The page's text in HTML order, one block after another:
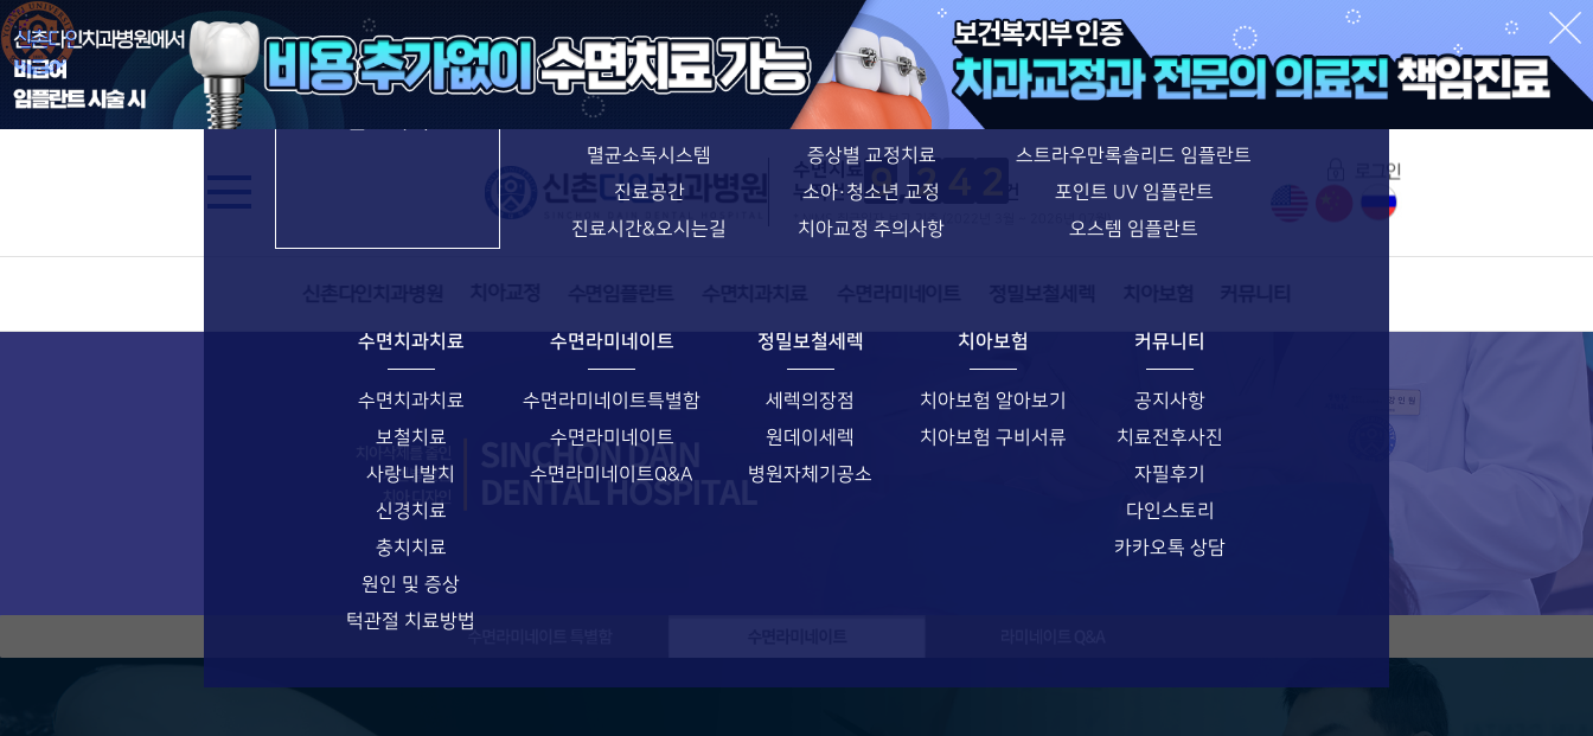
수면임플란트 치아교정 특별함
수면치료
누적건수 9 2
* NIMS 취급일자 보고 기준 (2022년 3월 ~ 2026년 07월)
신촌다인치과병원
신촌다인치과병원
의료진소개
멸균소독시스템
진료공간
진료시간&오시는길
치과교정과 전문의
치아교정 특별함
장치별 교정치료
증상별 교정치료
소아·청소년 교정
치아교정 주의사항
수면임플란트 특별함
수면임플란트
스트라우만록솔리드 임플란트
포인트 UV 임플란트
오스템 임플란트
수면치과치료
수면치과치료
보철치료
사랑니발치
신경치료
충치치료
원인 및 증상
턱관절 치료방법
수면라미네이트
수면라미네이트특별함
수면라미네이트
수면라미네이트Q&A
정밀보철세렉
세렉의장점
원데이세렉
병원자체기공소
치아보험
치아보험 알아보기
치아보험 구비서류
커뮤니티
공지사항
치료전후사진
자필후기
다인스토리
카카오톡 상담
수면라미네이트특별함